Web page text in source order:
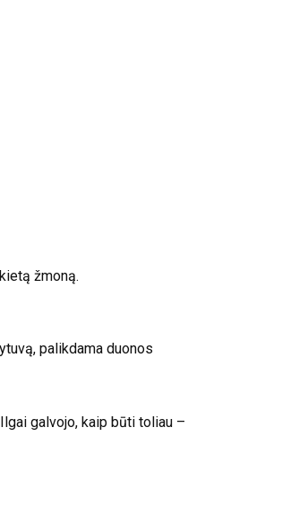
žmoną.
palikdama duonos
galvojo, kaip būti toliau –